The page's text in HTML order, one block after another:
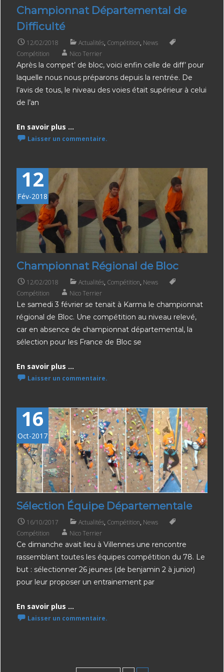
Championnat Départemental de
Difficulté
12/02/2018 Actualités, Compétition, News
Compétition
Nico Terrier
Après la compet’ de bloc, voici enfin celle de diff’ pour
laquelle nous nous préparons depuis la rentrée. De
l’avis de tous, le niveau des voies était supérieur à celui
de l’an
En savoir plus ...
Laisser un commentaire.
12
Fév-2018
Championnat Régional de Bloc
12/02/2018 Actualités, Compétition, News
Compétition
Nico Terrier
Le samedi 3 février se tenait à Karma le championnat
régional de Bloc. Une compétition au niveau relevé,
car en absence de championnat départemental, la
sélection pour les France de Bloc se
En savoir plus ...
Laisser un commentaire.
16
Oct-2017
Sélection Équipe Départementale
16/10/2017 Actualités, Compétition, News
Compétition
Nico Terrier
Ce dimanche avait lieu à Villennes une rencontre
rassemblant toutes les équipes compétition du 78. Le
but : sélectionner 26 jeunes (de benjamin 2 à junior)
pour leur proposer un entrainement par
En savoir plus ...
Laisser un commentaire.